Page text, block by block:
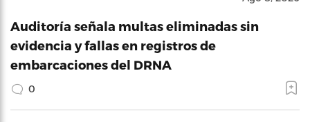
Auditoría señala multas eliminadas sin
evidencia y fallas en registros de
embarcaciones del DRNA
0